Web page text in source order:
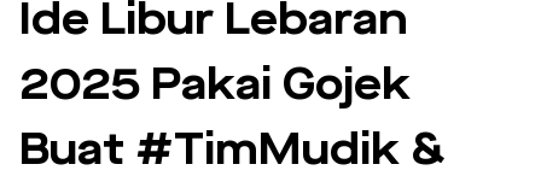
Ide Libur Lebaran
2025 Pakai Gojek
Buat #TimMudik &